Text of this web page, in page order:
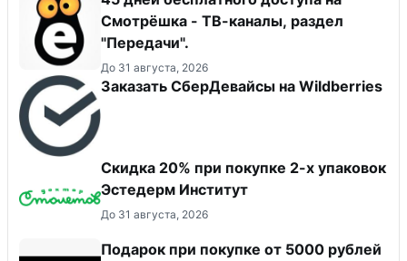
Смотрёшка - ТВ-каналы, раздел
"Передачи".
До 31 августа, 2026
Заказать СберДевайсы на Wildberries
Скидка 20% при покупке 2-х упаковок
Эстедерм Институт
До 31 августа, 2026
Подарок при покупке от 5000 рублей